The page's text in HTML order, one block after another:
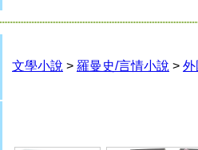
文學小說 > 羅曼史/言情小說 > 外